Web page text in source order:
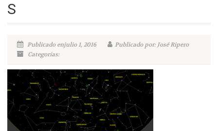
S
Publicado enjulio 1, 2016
Publicado por: José Ripero
Categorías: